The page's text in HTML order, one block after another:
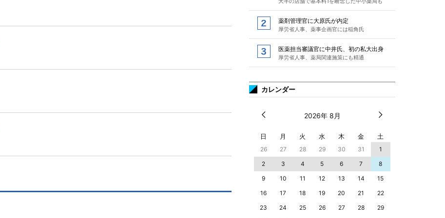
薬剤管理官に大原氏が内定
厚労省人事、薬事企画官には稲角氏
医薬担当審議官に中井氏、初の私大出身
厚労省人事、薬局関連施策にも精通
カレンダー
2026年 8月
日 月 火 水 木 金 土
26 27 28 29 30 31
1
2
3 4 5 6 7
8
9
10 11 12 13 14
15
16
17 18 19 20 21
22
23
24 25 26 27 28
29